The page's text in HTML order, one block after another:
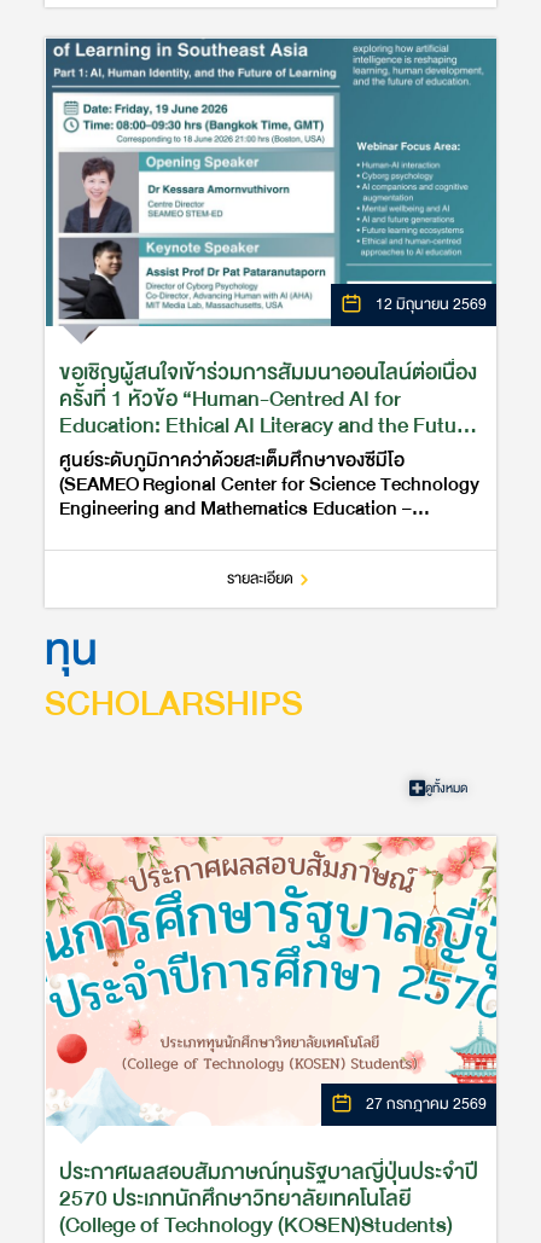
12 มิถุนายน 2569
ขอเชิญผู้สนใจเข้าร่วมการสัมมนาออนไลน์ต่อเนื่อง
ครั้งที่ 1 หัวข้อ “Human-Centred AI for
Education: Ethical AI Literacy and the Future
of Learning in Southeast Asia.”
ศูนย์ระดับภูมิภาคว่าด้วยสะเต็มศึกษาของซีมีโอ
(SEAMEO Regional Center for Science Technology
Engineering and Mathematics Education –
MIT Media Lab ขอเชิญผู้สนใจเข้าร…
รายละเอียด
ทุน
SCHOLARSHIPS
ดูทั้งหมด
27 กรกฎาคม 2569
ประกาศผลสอบสัมภาษณ์ทุนรัฐบาลญี่ปุ่นประจำปี
2570 ประเภทนักศึกษาวิทยาลัยเทคโนโลยี
(College of Technology (KOSEN)Students)